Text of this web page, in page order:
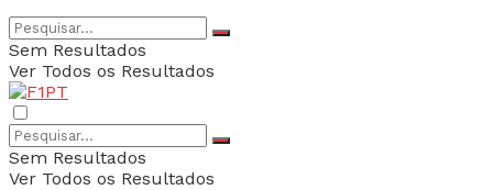
Sem Resultados
Ver Todos os Resultados
Sem Resultados
Ver Todos os Resultados